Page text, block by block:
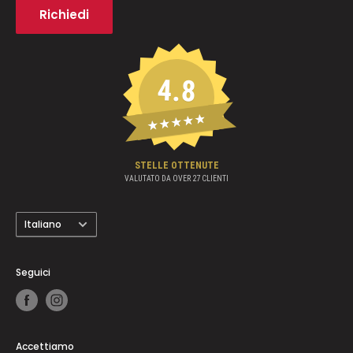
concludere un acquisto.
BrandRichiedi
4.8
★★★★★
STELLE OTTENUTE
VALUTATO DA OVER 27 CLIENTI
Lingua
Italiano
Seguici
Accettiamo